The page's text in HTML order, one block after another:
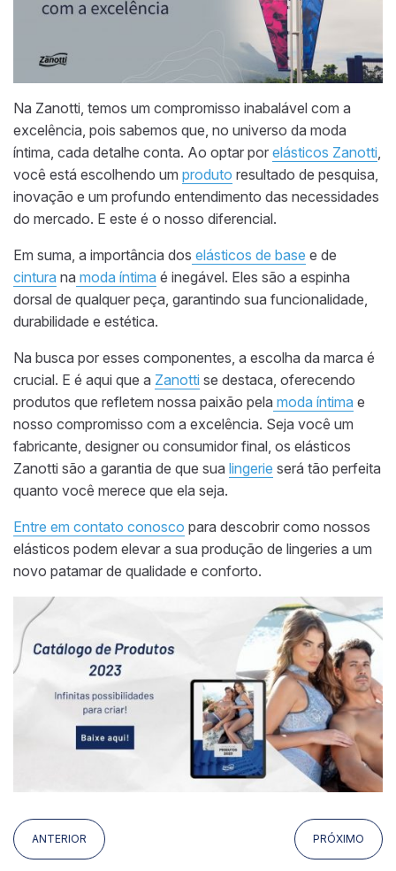
Na Zanotti, temos um compromisso inabalável com a
excelência, pois sabemos que, no universo da moda
íntima, cada detalhe conta. Ao optar por elásticos Zanotti,
você está escolhendo um produto resultado de pesquisa,
inovação e um profundo entendimento das necessidades
do mercado. E este é o nosso diferencial.
Em suma, a importância dos elásticos de base e de
cintura na moda íntima é inegável. Eles são a espinha
dorsal de qualquer peça, garantindo sua funcionalidade,
durabilidade e estética.
Na busca por esses componentes, a escolha da marca é
crucial. E é aqui que a Zanotti se destaca, oferecendo
produtos que refletem nossa paixão pela moda íntima e
nosso compromisso com a excelência. Seja você um
fabricante, designer ou consumidor final, os elásticos
Zanotti são a garantia de que sua lingerie será tão perfeita
quanto você merece que ela seja.
Entre em contato conosco para descobrir como nossos
elásticos podem elevar a sua produção de lingeries a um
novo patamar de qualidade e conforto.
ANTERIOR PRÓXIMO